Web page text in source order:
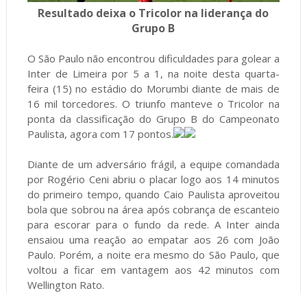
Resultado deixa o Tricolor na liderança do
Grupo B
O São Paulo não encontrou dificuldades para golear a
Inter de Limeira por 5 a 1, na noite desta quarta-
feira (15) no estádio do Morumbi diante de mais de
16 mil torcedores. O triunfo manteve o Tricolor na
ponta da classificação do Grupo B do Campeonato
Paulista, agora com 17 pontos.
Diante de um adversário frágil, a equipe comandada
por Rogério Ceni abriu o placar logo aos 14 minutos
do primeiro tempo, quando Caio Paulista aproveitou
bola que sobrou na área após cobrança de escanteio
para escorar para o fundo da rede. A Inter ainda
ensaiou uma reação ao empatar aos 26 com João
Paulo. Porém, a noite era mesmo do São Paulo, que
voltou a ficar em vantagem aos 42 minutos com
Wellington Rato.